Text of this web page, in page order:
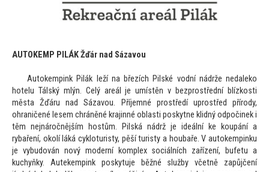
AUTOKEMP PILÁK Žďár nad Sázavou
Autokempink Pilák leží na březích Pilské vodní nádrže nedaleko
hotelu Tálský mlýn. Celý areál je umístěn v bezprostřední blízkosti
města Žďáru nad Sázavou. Příjemné prostředí uprostřed přírody,
ohraničené lesem chráněné krajinné oblasti poskytne klidný odpočinek i
těm nejnáročnějším hostům. Pilská nádrž je ideální ke koupání a
rybaření, okolí láká cykloturisty, pěší turisty a houbaře. V autokempinku
je vybudován nový moderní komplex sociálních zařízení, bufetu a
kuchyňky. Autekempink poskytuje běžné služby včetně zapůjčení